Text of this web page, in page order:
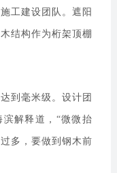
工建设团队。遮阳
结构作为桁架顶棚
到毫米级。设计团
滨解释道，“微微抬
多，要做到钢木前